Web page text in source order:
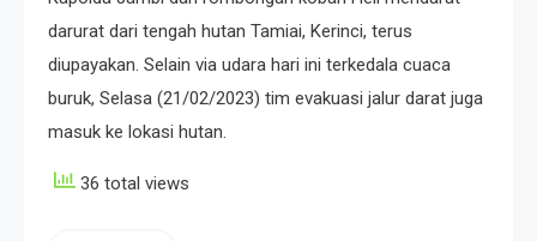
darurat dari tengah hutan Tamiai, Kerinci, terus
diupayakan. Selain via udara hari ini terkedala cuaca
buruk, Selasa (21/02/2023) tim evakuasi jalur darat juga
masuk ke lokasi hutan.
36 total views